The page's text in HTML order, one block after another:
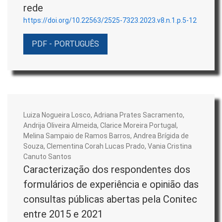
rede
https://doi.org/10.22563/2525-7323.2023.v8.n.1.p.5-12
PDF - PORTUGUÊS
Luiza Nogueira Losco, Adriana Prates Sacramento,
Andrija Oliveira Almeida, Clarice Moreira Portugal,
Melina Sampaio de Ramos Barros, Andrea Brígida de
Souza, Clementina Corah Lucas Prado, Vania Cristina
Canuto Santos
Caracterização dos respondentes dos
formulários de experiência e opinião das
consultas públicas abertas pela Conitec
entre 2015 e 2021